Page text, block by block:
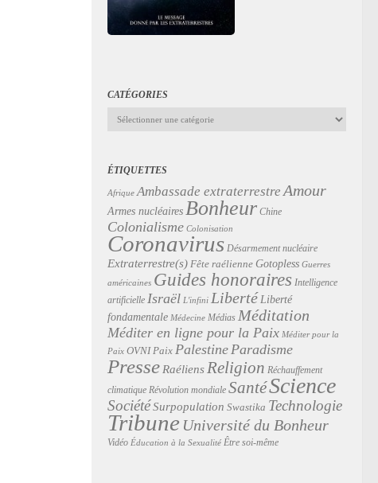
CATÉGORIES
Catégories
ÉTIQUETTES
Afrique Ambassade extraterrestre Amour
Armes nucléaires Bonheur Chine
Colonialisme Colonisation
Coronavirus Désarmement nucléaire
Extraterrestre(s) Fête raélienne Gotopless Guerres
américaines Guides honoraires Intelligence
artificielle Israël L'infini Liberté Liberté
fondamentale Médecine Médias Méditation
Méditer en ligne pour la Paix Méditer pour la
Paix OVNI Paix PalestineParadisme
PresseRaéliens Religion Réchauffement
climatique Révolution mondiale SantéScience
SociétéSurpopulation Swastika Technologie
Tribune Université du Bonheur
Vidéo Éducation à la Sexualité Être soi-même